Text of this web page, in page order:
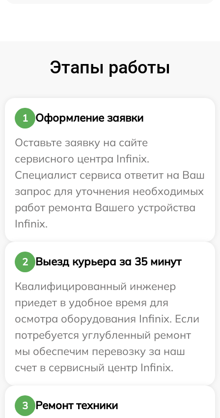
Этапы работы
1
Оформление заявки
Оставьте заявку на сайте
сервисного центра Infinix.
Специалист сервиса ответит на Ваш
запрос для уточнения необходимых
работ ремонта Вашего устройства
Infinix.
2
Выезд курьера за 35 минут
Квалифицированный инженер
приедет в удобное время для
осмотра оборудования Infinix. Если
потребуется углубленный ремонт
мы обеспечим перевозку за наш
счет в сервисный центр Infinix.
3 Ремонт техники